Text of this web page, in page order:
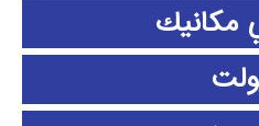
مكانيك